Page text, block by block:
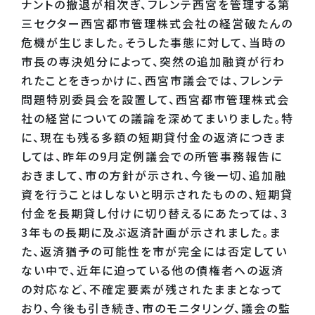
ナントの撤退が相次ぎ、フレンテ西宮を管理する第
三セクター西宮都市管理株式会社の経営破たんの
危機が生じました。そうした事態に対して、当時の
市長の専決処分によって、突然の追加融資が行わ
れたことをきっかけに、西宮市議会では、フレンテ
問題特別委員会を設置して、西宮都市管理株式会
社の経営についての議論を深めてまいりました。特
に、現在も残る多額の短期貸付金の返済につきま
しては、昨年の9月定例議会での所管事務報告に
おきまして、市の方針が示され、今後一切、追加融
資を行うことはしないと明示されたものの、短期貸
付金を長期貸し付けに切り替えるにあたっては、3
3年もの長期に及ぶ返済計画が示されました。ま
た、返済猶予の可能性を市が完全には否定してい
ない中で、近年に迫っている他の債権者への返済
の対応など、不確定要素が残されたままとなって
おり、今後も引き続き、市のモニタリング、議会の監